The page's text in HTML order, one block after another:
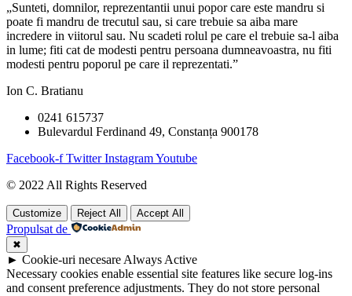
„Sunteti, domnilor, reprezentantii unui popor care este mandru si
poate fi mandru de trecutul sau, si care trebuie sa aiba mare
incredere in viitorul sau. Nu scadeti rolul pe care el trebuie sa-l aiba
in lume; fiti cat de modesti pentru persoana dumneavoastra, nu fiti
modesti pentru poporul pe care il reprezentati.”
Ion C. Bratianu
0241 615737
Bulevardul Ferdinand 49, Constanța 900178
Facebook-f Twitter InstagramYoutube
© 2022 All Rights Reserved
Customize Reject All Accept All
Propulsat de
✖
► Cookie-uri necesare Always Active
Necessary cookies enable essential site features like secure log-ins
and consent preference adjustments. They do not store personal